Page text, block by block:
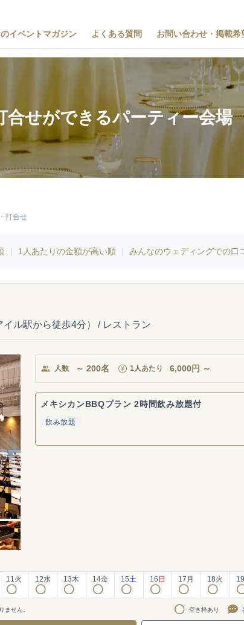
イベントマガジン よくある質問 お問い合わせ・掲載希
合せができるパーティー会場
打合せ
1人あたりの金額が高い順 みんなのウェディングでの口
ル駅から徒歩4分） / レストラン
人数 ～ 200名 1人あたり 6,000円 ～
メキシカンBBQプラン 2時間飲み放題付
飲み放題
11 火 12水 13木 14金 15土 16 日 17 月 18火 19
ません。 空き枠あり